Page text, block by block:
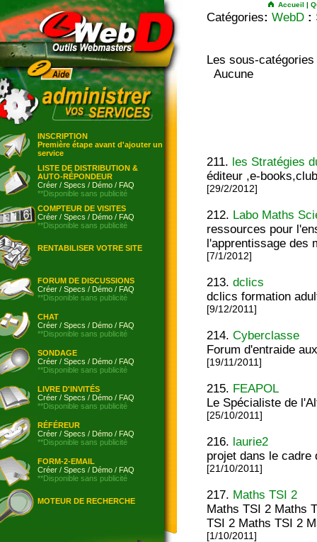
INSCRIPTION
Première étape avant d'ajouter un
service
LISTE DE DISTRIBUTION &
AUTO-RÉPONDEUR
Créer / Specs / Démo / FAQ
**Disponible sans publicité
COMPTEUR DE VISITES
Créer / Specs / Démo / FAQ
**Disponible sans publicité
RENTABILISER VOTRE SITE
FORUM DE DISCUSSIONS
Créer / Specs / Démo / FAQ
**Disponible sans publicité
CHAT
Créer / Specs / Démo / FAQ
**Disponible sans publicité
SONDAGE
Créer / Specs / Démo / FAQ
**Disponible sans publicité
LIVRE D'INVITÉS
Créer / Specs / Démo / FAQ
**Disponible sans publicité
RÉFÉREUR
Créer / Specs / Démo / FAQ
**Disponible sans publicité
FORM-2-EMAIL
Créer / Specs / Démo / FAQ
**Disponible sans publicité
MOTEUR DE RECHERCHE
Accueil |
Catégories: WebD :
Les sous-catégories
Aucune
211. les Stratégies
éditeur ,e-
[29/2/2012]
212. Labo Maths
ressources pour
l'apprentissage des
[7/1/2012]
213.dclics
dclics formation
[9/12/2011]
214.Cyberclasse
Forum d'entraide
[19/11/2011]
215. FEAPOL
Le Spécialiste de
[25/10/2011]
216. laurie2
projet dans le cadre
[21/10/2011]
217. Maths TSI 2
Maths TSI 2 Maths
TSI 2 Maths TSI 2
[1/10/2011]